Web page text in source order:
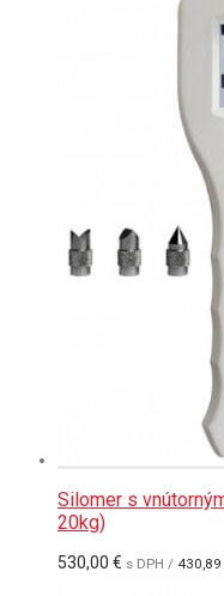
Silomer s
20kg)
530,00 € s DPH / 430,89